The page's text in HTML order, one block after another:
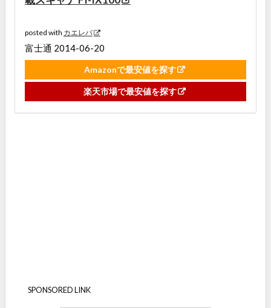
posted with カエレバ
富士通 2014-06-20
Amazonで最安値を探す
楽天市場で最安値を探す
SPONSORED LINK